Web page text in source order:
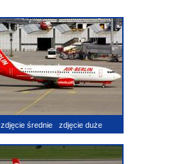
zdjęcie średnie zdjęcie duże